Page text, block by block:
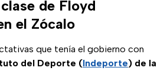
de Floyd
el Zócalo
que tenía el gobierno con
del Deporte (Indeporte) de la